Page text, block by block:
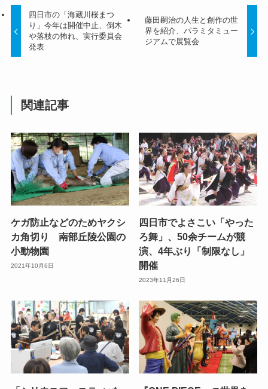
四日市の「海蔵川桜まつ
り」今年は開催中止、倒木
や落枝の怖れ、実行委員会
発表
藤田嗣治の人生と創作の世
界を紹介、パラミタミュー
ジアムで展覧会
関連記事
ケガ防止などのためヤクシ
カ角切り 南部丘陵公園の
小動物園
2021年10月6日
四日市でよさこい「やった
ろ舞」、50余チームが競
演、4年ぶり「制限なし」
開催
2023年11月26日